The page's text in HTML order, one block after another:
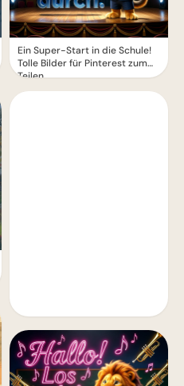
Ein Super-Start in die Schule!
Tolle Bilder für Pinterest zum
Teilen.